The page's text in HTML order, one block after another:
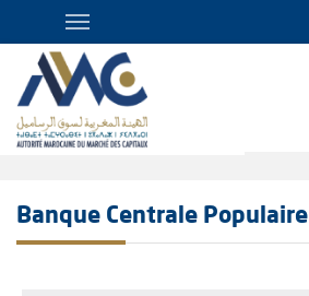
Banque Centrale Populaire